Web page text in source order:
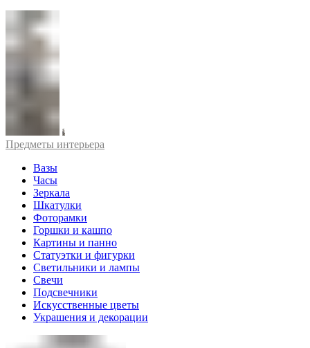
Предметы интерьера
Вазы
Часы
Зеркала
Шкатулки
Фоторамки
Горшки и кашпо
Картины и панно
Статуэтки и фигурки
Светильники и лампы
Свечи
Подсвечники
Искусственные цветы
Украшения и декорации